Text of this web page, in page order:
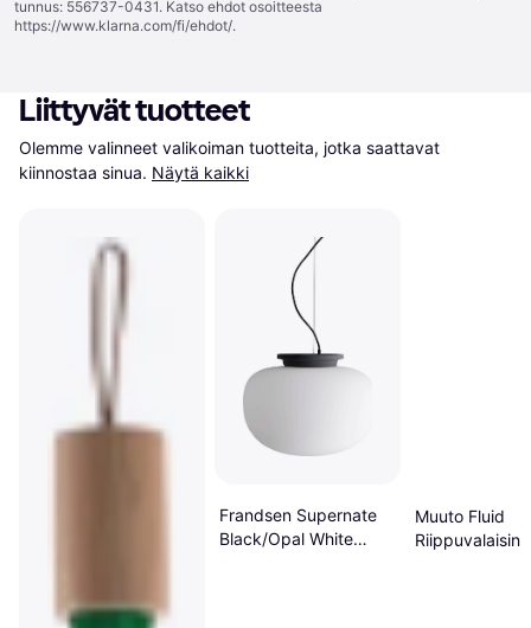
tunnus: 556737-0431. Katso ehdot osoitteesta
https://www.klarna.com/fi/ehdot/.
Liittyvät tuotteet
Olemme valinneet valikoiman tuotteita, jotka saattavat
kiinnostaa sinua. Näytä kaikki
Frandsen Supernate
Black/Opal White
Muuto Fluid
Riippuvalaisin